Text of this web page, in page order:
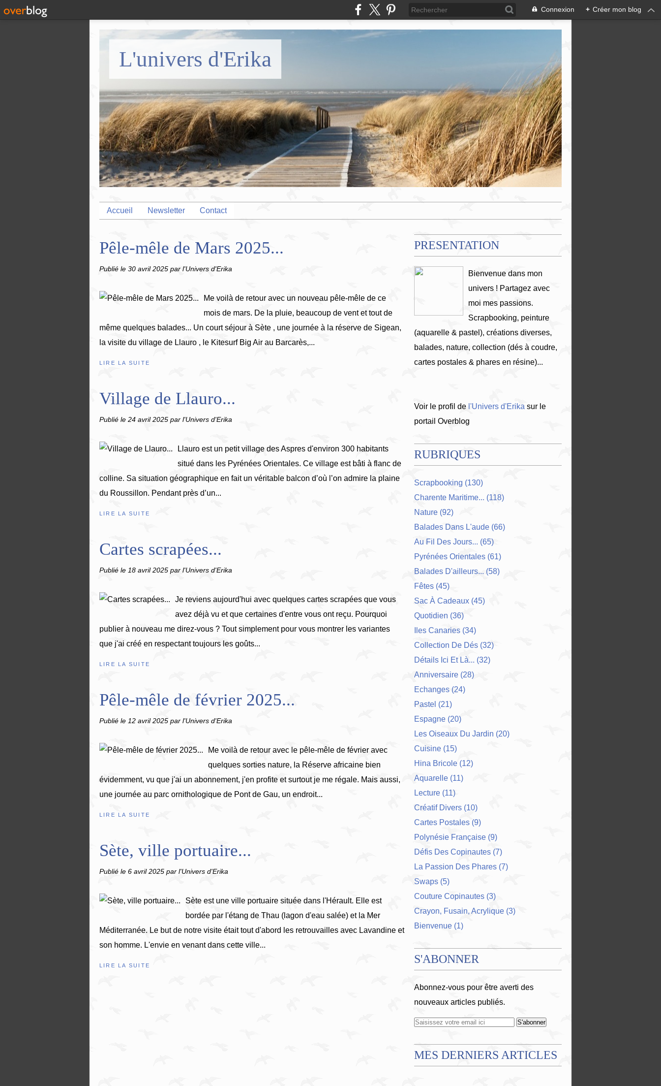
Connexion + Créer mon blog
L'univers d'Erika
Accueil Newsletter Contact
Pêle-mêle de Mars 2025...
Publié le 30 avril 2025 par l'Univers d'Erika
Me voilà de retour avec un nouveau pêle-mêle de ce
mois de mars. De la pluie, beaucoup de vent et tout de
même quelques balades... Un court séjour à Sète , une journée à la réserve de Sigean,
la visite du village de Llauro , le Kitesurf Big Air au Barcarès,...
LIRE LA SUITE
Village de Llauro...
Publié le 24 avril 2025 par l'Univers d'Erika
Llauro est un petit village des Aspres d'environ 300 habitants
situé dans les Pyrénées Orientales. Ce village est bâti à flanc de
colline. Sa situation géographique en fait un véritable balcon d’où l’on admire la plaine
du Roussillon. Pendant près d’un...
LIRE LA SUITE
Cartes scrapées...
Publié le 18 avril 2025 par l'Univers d'Erika
Je reviens aujourd'hui avec quelques cartes scrapées que vous
avez déjà vu et que certaines d'entre vous ont reçu. Pourquoi
publier à nouveau me direz-vous ? Tout simplement pour vous montrer les variantes
que j'ai créé en respectant toujours les goûts...
LIRE LA SUITE
Pêle-mêle de février 2025...
Publié le 12 avril 2025 par l'Univers d'Erika
Me voilà de retour avec le pêle-mêle de février avec
quelques sorties nature, la Réserve africaine bien
évidemment, vu que j'ai un abonnement, j'en profite et surtout je me régale. Mais aussi,
une journée au parc ornithologique de Pont de Gau, un endroit...
LIRE LA SUITE
Sète, ville portuaire...
Publié le 6 avril 2025 par l'Univers d'Erika
Sète est une ville portuaire située dans l'Hérault. Elle est
bordée par l'étang de Thau (lagon d'eau salée) et la Mer
Méditerranée. Le but de notre visite était tout d'abord les retrouvailles avec Lavandine et
son homme. L'envie en venant dans cette ville...
LIRE LA SUITE
PRESENTATION
Bienvenue dans mon
univers ! Partagez avec
moi mes passions.
Scrapbooking, peinture
(aquarelle & pastel), créations diverses,
balades, nature, collection (dés à coudre,
cartes postales & phares en résine)...
Voir le profil de l'Univers d'Erika sur le
portail Overblog
RUBRIQUES
Scrapbooking (130)
Charente Maritime... (118)
Nature (92)
Balades Dans L'aude (66)
Au Fil Des Jours... (65)
Pyrénées Orientales (61)
Balades D'ailleurs... (58)
Fêtes (45)
Sac À Cadeaux (45)
Quotidien (36)
Iles Canaries (34)
Collection De Dés (32)
Détails Ici Et Là... (32)
Anniversaire (28)
Echanges (24)
Pastel (21)
Espagne (20)
Les Oiseaux Du Jardin (20)
Cuisine (15)
Hina Bricole (12)
Aquarelle (11)
Lecture (11)
Créatif Divers (10)
Cartes Postales (9)
Polynésie Française (9)
Défis Des Copinautes (7)
La Passion Des Phares (7)
Swaps (5)
Couture Copinautes (3)
Crayon, Fusain, Acrylique (3)
Bienvenue (1)
S'ABONNER
Abonnez-vous pour être averti des
nouveaux articles publiés.
MES DERNIERS ARTICLES